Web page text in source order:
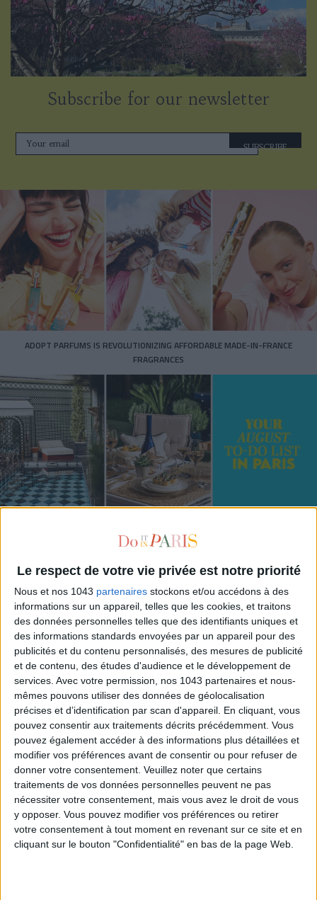
Le respect de votre vie privée est notre priorité
Nous et nos 1043 partenaires stockons et/ou accédons à des
informations sur un appareil, telles que les cookies, et traitons
des données personnelles telles que des identifiants uniques et
des informations standards envoyées par un appareil pour des
publicités et du contenu personnalisés, des mesures de publicité
et de contenu, des études d'audience et le développement de
services. Avec votre permission, nos 1043 partenaires et nous-
mêmes pouvons utiliser des données de géolocalisation
précises et d’identification par scan d'appareil. En cliquant, vous
pouvez consentir aux traitements décrits précédemment. Vous
pouvez également accéder à des informations plus détaillées et
modifier vos préférences avant de consentir ou pour refuser de
donner votre consentement. Veuillez noter que certains
traitements de vos données personnelles peuvent ne pas
nécessiter votre consentement, mais vous avez le droit de vous
y opposer. Vous pouvez modifier vos préférences ou retirer
votre consentement à tout moment en revenant sur ce site et en
cliquant sur le bouton "Confidentialité" en bas de la page Web.
Subscribe for our newsletter
SUBSCRIBE
ADOPT PARFUMS IS REVOLUTIONIZING AFFORDABLE MADE-IN-FRANCE
FRAGRANCES
15 IDEAS FOR ENJOYING AUGUST IN PARIS
SPF 50 SUNSCREENS YOU'LL ACTUALLY WANT TO SLATHER ON